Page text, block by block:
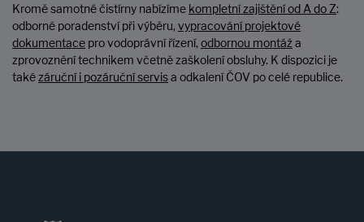
Kromě samotné čistírny nabízíme kompletní zajištění od A do Z:
odborné poradenství při výběru,vypracování projektové
dokumentace pro vodoprávní řízení,odbornou montáža
zprovoznění technikem včetně zaškolení obsluhy. K dispozici je
takézáruční i pozáruční servisa odkalení ČOV po celé republice.